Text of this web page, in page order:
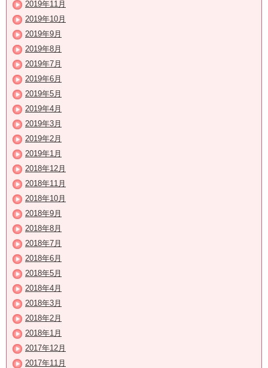
2019年11月
2019年10月
2019年9月
2019年8月
2019年7月
2019年6月
2019年5月
2019年4月
2019年3月
2019年2月
2019年1月
2018年12月
2018年11月
2018年10月
2018年9月
2018年8月
2018年7月
2018年6月
2018年5月
2018年4月
2018年3月
2018年2月
2018年1月
2017年12月
2017年11月